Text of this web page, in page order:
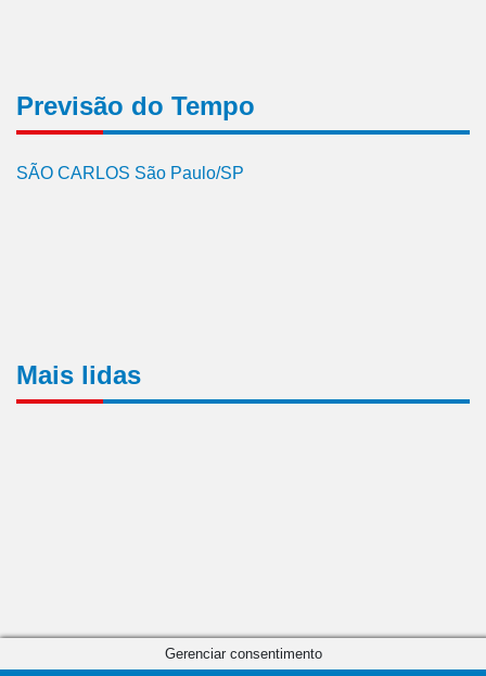
Previsão do Tempo
SÃO CARLOS São Paulo/SP
Mais lidas
Gerenciar consentimento